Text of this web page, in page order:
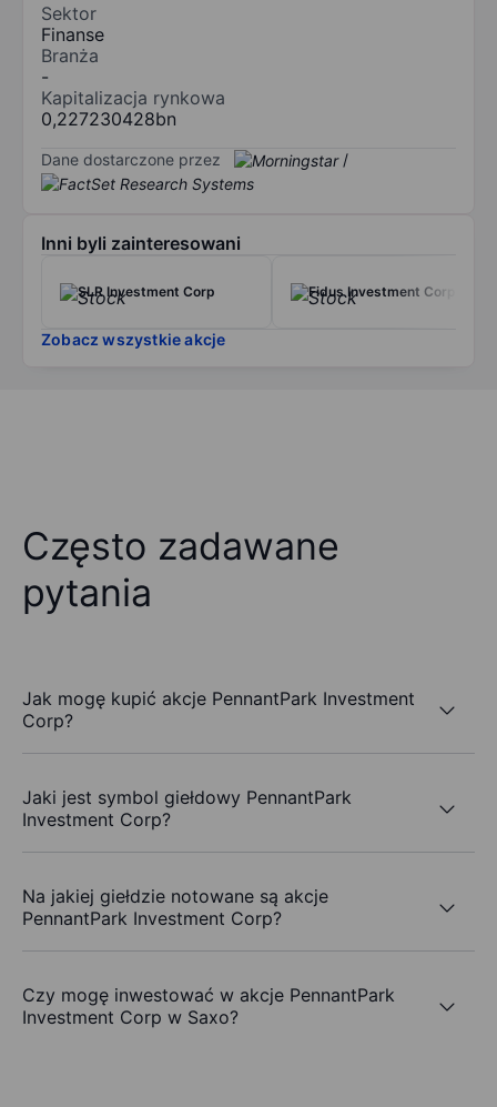
Sektor
Finanse
Branża
-
Kapitalizacja rynkowa
0,227230428bn
Dane dostarczone przez /
Inni byli zainteresowani
SLR Investment Corp Fidus Investment Corp.
Zobacz wszystkie akcje
Często zadawane
pytania
Jak mogę kupić akcje PennantPark Investment
Corp?
Jaki jest symbol giełdowy PennantPark
Investment Corp?
Na jakiej giełdzie notowane są akcje
PennantPark Investment Corp?
Czy mogę inwestować w akcje PennantPark
Investment Corp w Saxo?